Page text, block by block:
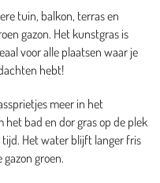
tuin, balkon, terras en
gazon. Het kunstgras is
voor alle plaatsen waar je
hebt!
meer in het
bad en dor gras op de plek
Het water blijft langer fris
groen.